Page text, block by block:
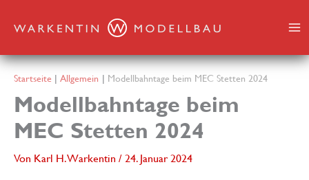
Inhalt
Startseite Allgemein Modellbahntage beim MEC Stetten 2024
Modellbahntage beim
MEC Stetten 2024
Von Karl H. Warkentin / 24. Januar 2024